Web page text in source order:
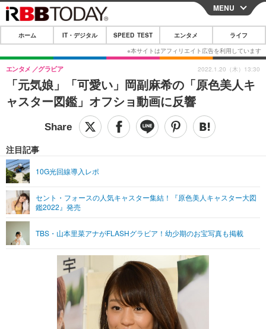
CLOSE
ホーム
IT・デジタル
IT・デジタルTOP スマートフォン
ショッピング その他
SPEED TEST
エンタメTOP 映画・ドラマ
グラビア
ショッピング その他
ライフTOP
その他
リリース一覧
プッシュ通知の停止方法
MENU
ホーム IT・デジタル SPEED TEST エンタメ ライフ
「元気娘」「可愛い」岡副麻希の「原色美人キ
ャスター図鑑」オフショ動画に反響
エンタメ グラビア
注目記事
10G光回線導入レポ
セント・フォースの人気キャスター集結！『原色美人キャスター大図
鑑2022』発売
TBS・山本里菜アナがFLASHグラビア！幼少期のお宝写真も掲載
2022.1.20（木）13:30